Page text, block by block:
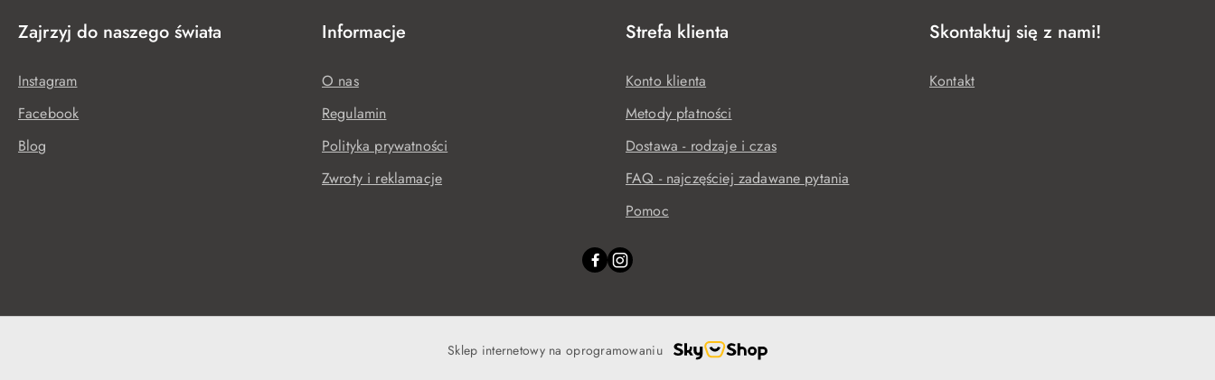
Zajrzyj do naszego świata
Instagram
Facebook
Blog
Informacje
O nas
Regulamin
Polityka prywatności
Zwroty i reklamacje
Strefa klienta
Konto klienta
Metody płatności
Dostawa - rodzaje i czas
FAQ - najczęściej zadawane pytania
Pomoc
Skontaktuj się z nami!
Kontakt
Sklep internetowy na oprogramowaniu